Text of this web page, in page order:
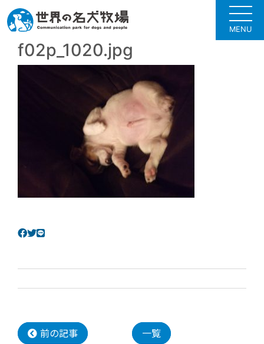
MENU
f02p_1020.jpg
前の記事 一覧